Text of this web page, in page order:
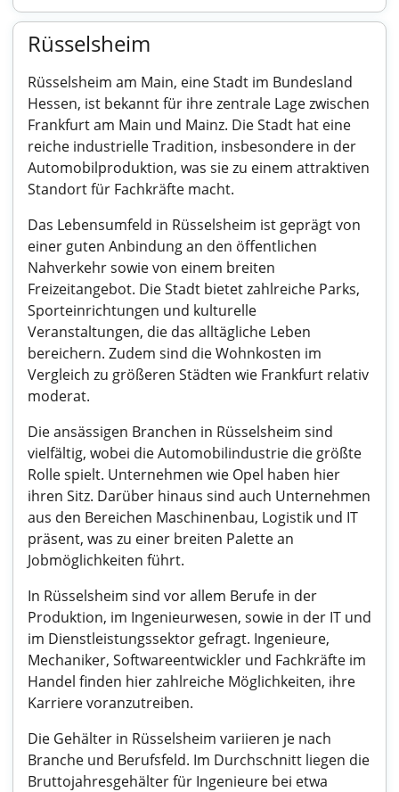
Rüsselsheim
Rüsselsheim am Main, eine Stadt im Bundesland
Hessen, ist bekannt für ihre zentrale Lage zwischen
Frankfurt am Main und Mainz. Die Stadt hat eine
reiche industrielle Tradition, insbesondere in der
Automobilproduktion, was sie zu einem attraktiven
Standort für Fachkräfte macht.
Das Lebensumfeld in Rüsselsheim ist geprägt von
einer guten Anbindung an den öffentlichen
Nahverkehr sowie von einem breiten
Freizeitangebot. Die Stadt bietet zahlreiche Parks,
Sporteinrichtungen und kulturelle
Veranstaltungen, die das alltägliche Leben
bereichern. Zudem sind die Wohnkosten im
Vergleich zu größeren Städten wie Frankfurt relativ
moderat.
Die ansässigen Branchen in Rüsselsheim sind
vielfältig, wobei die Automobilindustrie die größte
Rolle spielt. Unternehmen wie Opel haben hier
ihren Sitz. Darüber hinaus sind auch Unternehmen
aus den Bereichen Maschinenbau, Logistik und IT
präsent, was zu einer breiten Palette an
Jobmöglichkeiten führt.
In Rüsselsheim sind vor allem Berufe in der
Produktion, im Ingenieurwesen, sowie in der IT und
im Dienstleistungssektor gefragt. Ingenieure,
Mechaniker, Softwareentwickler und Fachkräfte im
Handel finden hier zahlreiche Möglichkeiten, ihre
Karriere voranzutreiben.
Die Gehälter in Rüsselsheim variieren je nach
Branche und Berufsfeld. Im Durchschnitt liegen die
Bruttojahresgehälter für Ingenieure bei etwa